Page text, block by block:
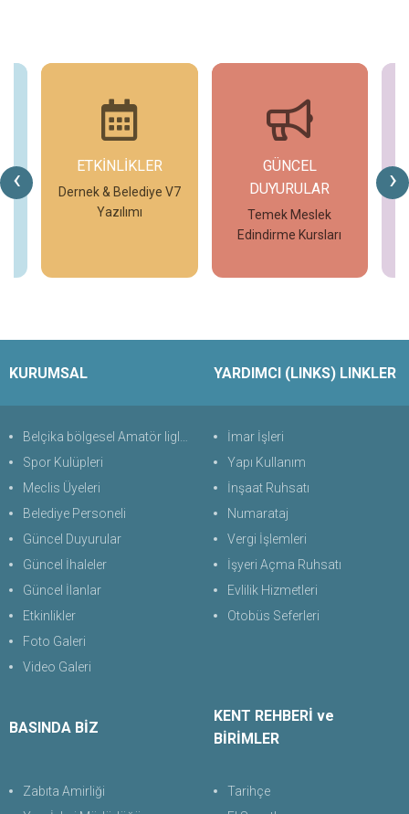
‹ ›
ETKİNLİKLER
Dernek & Belediye V7
Yazılımı
GÜNCEL
DUYURULAR
Temek Meslek
Edindirme Kursları
KURUMSAL
Belçika bölgesel Amatör liglerde Türk futbol takımları
Spor Kulüpleri
Meclis Üyeleri
Belediye Personeli
Güncel Duyurular
Güncel İhaleler
Güncel İlanlar
Etkinlikler
Foto Galeri
Video Galeri
YARDIMCI (LINKS) LINKLER
İmar İşleri
Yapı Kullanım
İnşaat Ruhsatı
Numarataj
Vergi İşlemleri
İşyeri Açma Ruhsatı
Evlilik Hizmetleri
Otobüs Seferleri
BASINDA BİZ
Zabıta Amirliği
KENT REHBERİ ve
BİRİMLER
Tarihçe